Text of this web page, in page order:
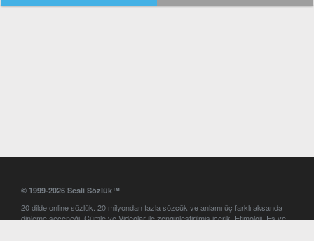
© 1999-2026 Sesli Sözlük™
20 dilde online sözlük. 20 milyondan fazla sözcük ve anlamı üç farklı aksanda
dinleme seçeneği. Cümle ve Videolar ile zenginleştirilmiş içerik. Etimoloji, Eş ve